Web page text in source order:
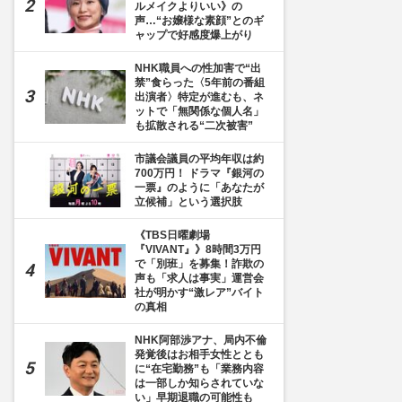
ルメイクよりいい》の
声…“お嬢様な素顔”とのギ
ャップで好感度爆上がり
NHK職員への性加害で“出
禁”食らった〈5年前の番組
出演者〉特定が進むも、ネ
ットで「無関係な個人名」
も拡散される“二次被害”
市議会議員の平均年収は約
700万円！ ドラマ『銀河の
一票』のように「あなたが
立候補」という選択肢
《TBS日曜劇場
『VIVANT』》8時間3万円
で「別班」を募集！詐欺の
声も「求人は事実」運営会
社が明かす“激レア”バイト
の真相
NHK阿部渉アナ、局内不倫
発覚後はお相手女性ととも
に“在宅勤務”も「業務内容
は一部しか知らされていな
い」早期退職の可能性も